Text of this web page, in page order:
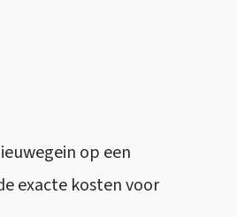
op een
exacte kosten voor